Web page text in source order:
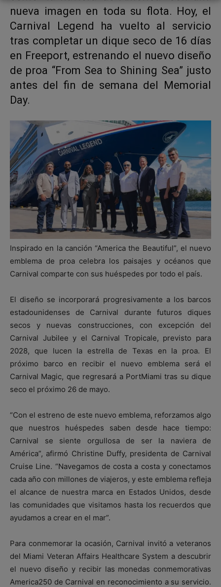
nueva imagen en toda su flota. Hoy, el
Carnival Legend ha vuelto al servicio
tras completar un dique seco de 16 días
en Freeport, estrenando el nuevo diseño
de proa “From Sea to Shining Sea” justo
antes del fin de semana del Memorial
Day.
Inspirado en la canción “America the Beautiful”, el nuevo
emblema de proa celebra los paisajes y océanos que
Carnival comparte con sus huéspedes por todo el país.
El diseño se incorporará progresivamente a los barcos
estadounidenses de Carnival durante futuros diques
secos y nuevas construcciones, con excepción del
Carnival Jubilee y el Carnival Tropicale, previsto para
2028, que lucen la estrella de Texas en la proa. El
próximo barco en recibir el nuevo emblema será el
Carnival Magic, que regresará a PortMiami tras su dique
seco el próximo 26 de mayo.
“Con el estreno de este nuevo emblema, reforzamos algo
que nuestros huéspedes saben desde hace tiempo:
Carnival se siente orgullosa de ser la naviera de
América”, afirmó Christine Duffy, presidenta de Carnival
Cruise Line. “Navegamos de costa a costa y conectamos
cada año con millones de viajeros, y este emblema refleja
el alcance de nuestra marca en Estados Unidos, desde
las comunidades que visitamos hasta los recuerdos que
ayudamos a crear en el mar”.
Para conmemorar la ocasión, Carnival invitó a veteranos
del Miami Veteran Affairs Healthcare System a descubrir
el nuevo diseño y recibir las monedas conmemorativas
America250 de Carnival en reconocimiento a su servicio.